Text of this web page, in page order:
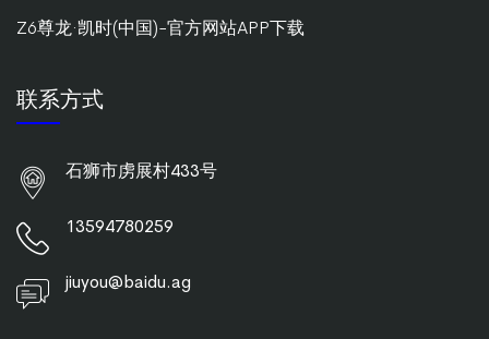
Z6尊龙·凯时(中国)-官方网站APP下载
联系方式
石狮市虏展村433号
13594780259
jiuyou@baidu.ag